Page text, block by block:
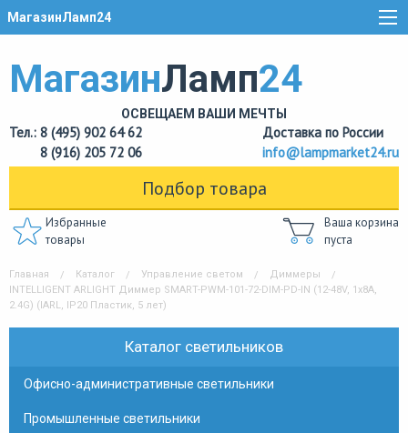
МагазинЛамп24
МагазинЛамп24
ОСВЕЩАЕМ ВАШИ МЕЧТЫ
Тел.: 8 (495) 902 64 62
8 (916) 205 72 06
Доставка по России
info@lampmarket24.ru
Подбор товара
Избранные
товары
Ваша корзина
пуста
Главная Каталог Управление светом
Диммеры
INTELLIGENT ARLIGHT Диммер SMART-PWM-101-72-DIM-PD-IN (12-48V, 1x8A,
2.4G) (IARL, IP20 Пластик, 5 лет)
Каталог светильников
Офисно-административные светильники
Промышленные светильники